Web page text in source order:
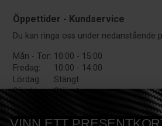
Öppettider - Kundservice
Du kan ringa oss under nedanstående
Mån - Tor: 10:00 - 15:00
Fredag:
10:00 - 14:00
Lördag
Stängt
Söndag:
Stängt
VINN ETT